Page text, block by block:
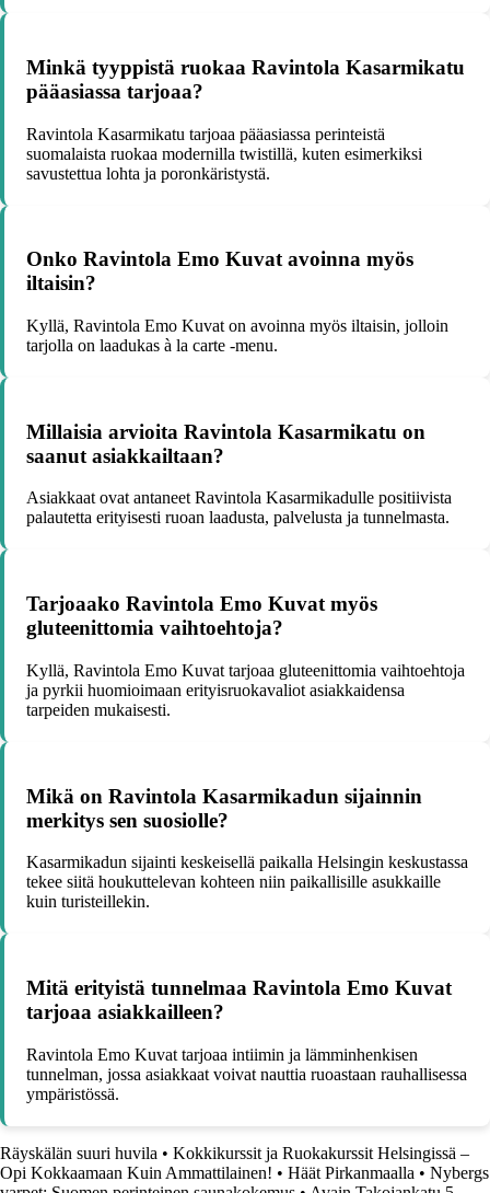
Minkä tyyppistä ruokaa Ravintola Kasarmikatu
pääasiassa tarjoaa?
Ravintola Kasarmikatu tarjoaa pääasiassa perinteistä
suomalaista ruokaa modernilla twistillä, kuten esimerkiksi
savustettua lohta ja poronkäristystä.
Onko Ravintola Emo Kuvat avoinna myös
iltaisin?
Kyllä, Ravintola Emo Kuvat on avoinna myös iltaisin, jolloin
tarjolla on laadukas à la carte -menu.
Millaisia arvioita Ravintola Kasarmikatu on
saanut asiakkailtaan?
Asiakkaat ovat antaneet Ravintola Kasarmikadulle positiivista
palautetta erityisesti ruoan laadusta, palvelusta ja tunnelmasta.
Tarjoaako Ravintola Emo Kuvat myös
gluteenittomia vaihtoehtoja?
Kyllä, Ravintola Emo Kuvat tarjoaa gluteenittomia vaihtoehtoja
ja pyrkii huomioimaan erityisruokavaliot asiakkaidensa
tarpeiden mukaisesti.
Mikä on Ravintola Kasarmikadun sijainnin
merkitys sen suosiolle?
Kasarmikadun sijainti keskeisellä paikalla Helsingin keskustassa
tekee siitä houkuttelevan kohteen niin paikallisille asukkaille
kuin turisteillekin.
Mitä erityistä tunnelmaa Ravintola Emo Kuvat
tarjoaa asiakkailleen?
Ravintola Emo Kuvat tarjoaa intiimin ja lämminhenkisen
tunnelman, jossa asiakkaat voivat nauttia ruoastaan rauhallisessa
ympäristössä.
Räyskälän suuri huvila • Kokkikurssit ja Ruokakurssit Helsingissä –
Opi Kokkaamaan Kuin Ammattilainen! • Häät Pirkanmaalla • Nybergs